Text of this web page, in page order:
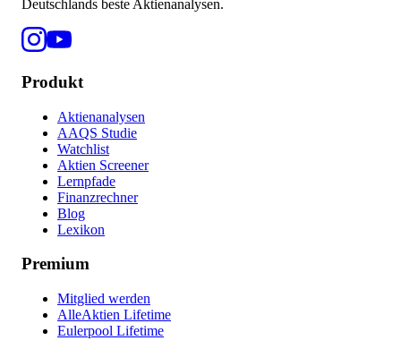
Deutschlands beste Aktienanalysen.
Produkt
Aktienanalysen
AAQS Studie
Watchlist
Aktien Screener
Lernpfade
Finanzrechner
Blog
Lexikon
Premium
Mitglied werden
AlleAktien Lifetime
Eulerpool Lifetime